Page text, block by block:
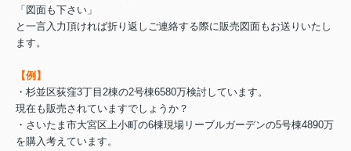
「図面も下さい」
と一言入力頂ければ折り返しご連絡する際に販売図面もお送りいたし
ます。
【例】
・杉並区荻窪3丁目2棟の2号棟6580万検討しています。
現在も販売されていますでしょうか？
・さいたま市大宮区上小町の6棟現場リーブルガーデンの5号棟4890万
を購入考えています。